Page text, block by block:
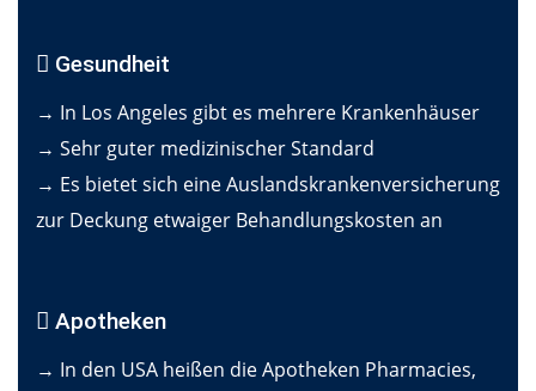
Gesundheit
→ In Los Angeles gibt es mehrere Krankenhäuser
→ Sehr guter medizinischer Standard
→ Es bietet sich eine Auslandskrankenversicherung
zur Deckung etwaiger Behandlungskosten an
Apotheken
→ In den USA heißen die Apotheken Pharmacies,